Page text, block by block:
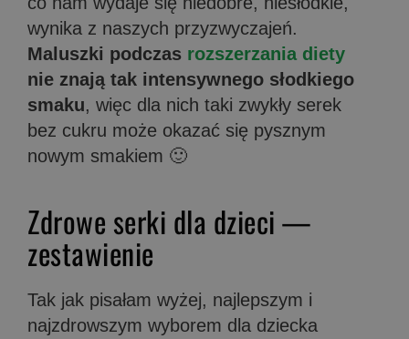
wynika z naszych przyzwyczajeń.
Maluszki podczas rozszerzania diety
nie znają tak intensywnego słodkiego
smaku, więc dla nich taki zwykły serek
bez cukru może okazać się pysznym
nowym smakiem 🙂
Zdrowe serki dla dzieci —
zestawienie
Tak jak pisałam wyżej, najlepszym i
najzdrowszym wyborem dla dziecka